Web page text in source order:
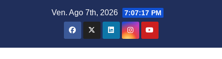
Ven. Ago 7th, 2026 7:07:17 PM